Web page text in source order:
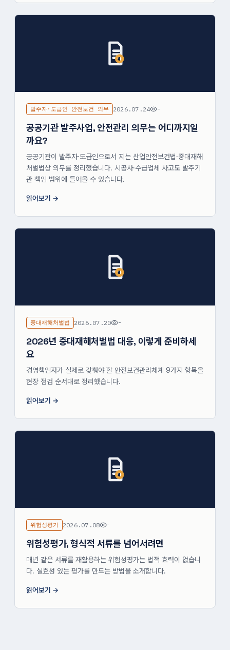
발주자·도급인 안전보건 의무 2026.07.24 -
공공기관 발주사업, 안전관리 의무는 어디까지일
까요?
공공기관이 발주자·도급인으로서 지는 산업안전보건법·중대재해
처벌법상 의무를 정리했습니다. 시공사·수급업체 사고도 발주기
관 책임 범위에 들어올 수 있습니다.
읽어보기
중대재해처벌법 2026.07.20 -
2026년 중대재해처벌법 대응, 이렇게 준비하세
요
경영책임자가 실제로 갖춰야 할 안전보건관리체계 9가지 항목을
현장 점검 순서대로 정리했습니다.
읽어보기
위험성평가 2026.07.08 -
위험성평가, 형식적 서류를 넘어서려면
매년 같은 서류를 재활용하는 위험성평가는 법적 효력이 없습니
다. 실효성 있는 평가를 만드는 방법을 소개합니다.
읽어보기